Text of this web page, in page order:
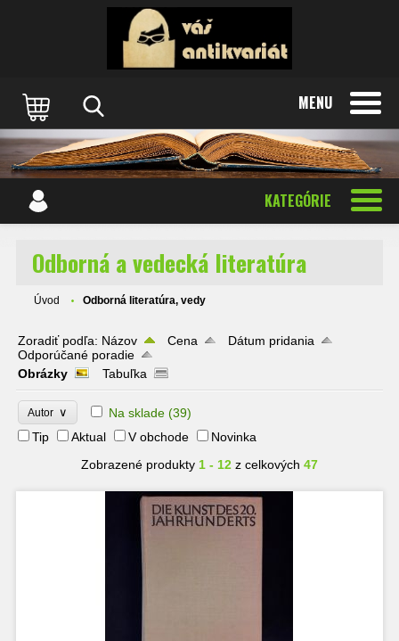
MENU
KATEGÓRIE
Odborná a vedecká literatúra
Úvod Odborná literatúra, vedy
Zoradiť podľa: Názov Cena
Dátum pridania
Odporúčané poradie
Obrázky
Tabuľka
Autor ∨ Na sklade (39)
Tip
Aktual V obchode
Novinka
Zobrazené produkty 1 - 12 z celkových 47